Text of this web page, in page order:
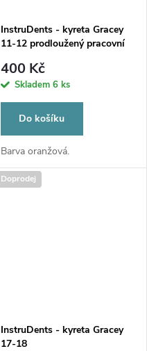
InstruDents - kyreta Gracey
11-12 prodloužený pracovní
400 Kč
Skladem 6 ks
Do košíku
Barva oranžová.
Doprodej
InstruDents - kyreta Gracey
17-18